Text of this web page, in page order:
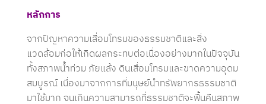
หลักการ
จากปัญหาความเสื่อมโทรมของธรรมชาติและสิ่ง
แวดล้อมก่อให้เกิดผลกระทบต่อเนื่องอย่างมากในปัจจุบัน
ทั้งสภาพน้ำท่วม ภัยแล้ง ดินเสื่อมโทรมและขาดความอุดม
สมบูรณ์ เนื่องมาจากการที่มนุษย์นำทรัพยากรธรรมชาติ
มาใช้มาก จนเกินความสามารถที่ธรรมชาติจะฟื้นคืนสภาพ